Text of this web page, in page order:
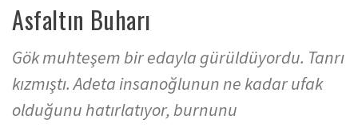
Asfaltın Buharı
Gök muhteşem bir edayla gürüldüyordu. Tanrı
kızmıştı. Adeta insanoğlunun ne kadar ufak
olduğunu hatırlatıyor, burnunu